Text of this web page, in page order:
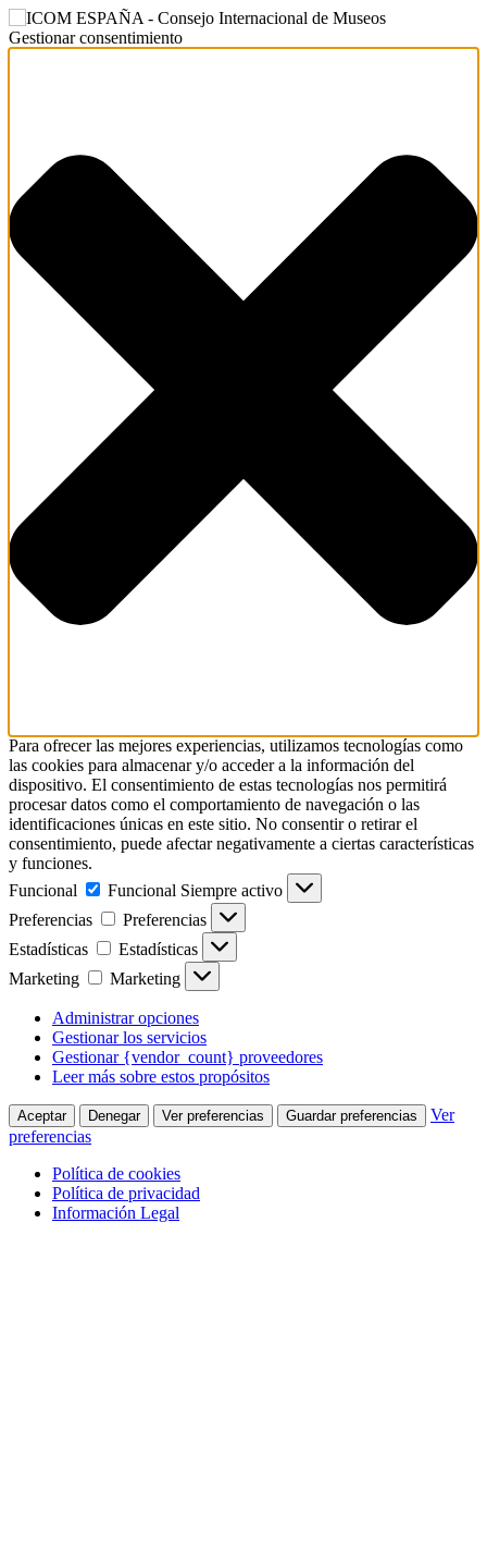
Gestionar consentimiento
Para ofrecer las mejores experiencias, utilizamos tecnologías como
las cookies para almacenar y/o acceder a la información del
dispositivo. El consentimiento de estas tecnologías nos permitirá
procesar datos como el comportamiento de navegación o las
identificaciones únicas en este sitio. No consentir o retirar el
consentimiento, puede afectar negativamente a ciertas características
y funciones.
Funcional
Funcional Siempre activo
Preferencias
Preferencias
Estadísticas
Estadísticas
Marketing
Marketing
Administrar opciones
Gestionar los servicios
Gestionar {vendor_count} proveedores
Leer más sobre estos propósitos
Aceptar Denegar Ver preferencias Guardar preferencias
Ver
preferencias
Política de cookies
Política de privacidad
Información Legal